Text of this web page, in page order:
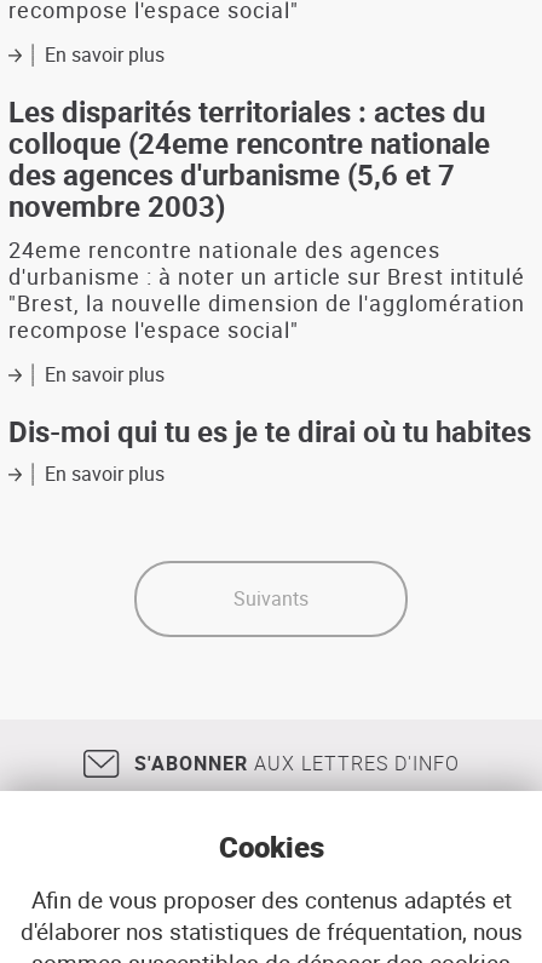
recompose l'espace social"
En savoir plussur
disparités
territoriales
:
bibliographie
(24eme
rencontre
nationale
des
agences
d'urbanisme
-
5,6
7
novembre
2003)
Les disparités territoriales : actes du
colloque (24eme rencontre nationale
des agences d'urbanisme (5,6 et 7
novembre 2003)
24eme rencontre nationale des agences
d'urbanisme : à noter un article sur Brest intitulé
"Brest, la nouvelle dimension de l'agglomération
recompose l'espace social"
En savoir plussur
disparités
territoriales
:
(24eme
rencontre
des
7
novembre
Dis-moi qui tu es je te dirai où tu habites
En savoir plussur
tu
te
Suivants
S'ABONNER AUX LETTRES D'INFO
18, rue Jean Jaurès 29200 BREST
Cookies
Afin de vous proposer des contenus adaptés et
d'élaborer nos statistiques de fréquentation, nous